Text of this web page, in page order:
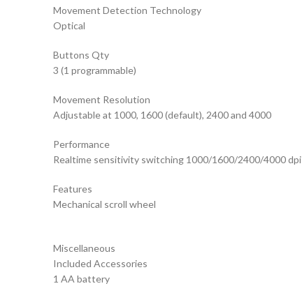
Movement Detection Technology
Optical
Buttons Qty
3 (1 programmable)
Movement Resolution
Adjustable at 1000, 1600 (default), 2400 and 4000
Performance
Realtime sensitivity switching 1000/1600/2400/4000 dpi
Features
Mechanical scroll wheel
Miscellaneous
Included Accessories
1 AA battery